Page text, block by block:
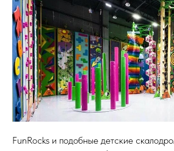
FunRocks и подобные детские